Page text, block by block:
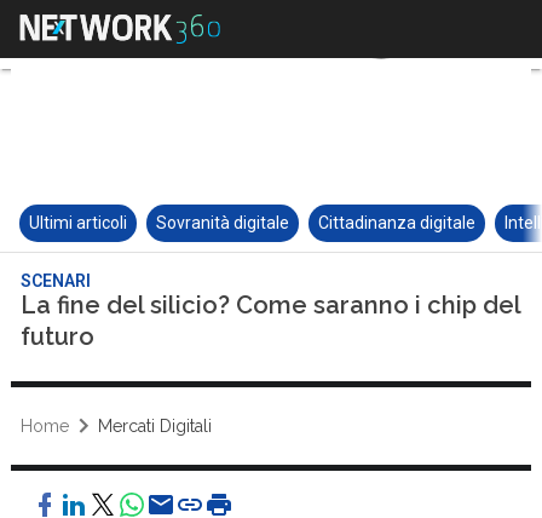
Ultimi articoli Sovranità digitale Cittadinanza digitale
SCENARI
La fine del silicio? Come saranno i chip del
futuro
Home Mercati Digitali